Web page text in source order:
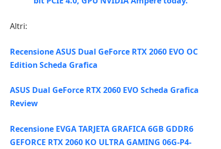
Altri:
Recensione ASUS Dual GeForce RTX 2060 EVO OC
Edition Scheda Grafica
ASUS Dual GeForce RTX 2060 EVO Scheda Grafica
Review
Recensione EVGA TARJETA GRAFICA 6GB GDDR6
GEFORCE RTX 2060 KO ULTRA GAMING 06G-P4-